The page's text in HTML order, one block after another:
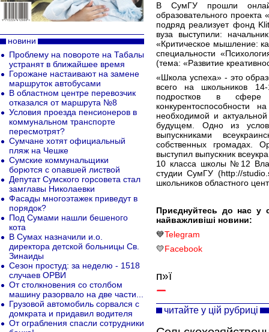
В СумГУ прошли
образовательного
подряд реализует фонд
вуза выступили:
«Критическое мышление:
специальности
(тема: «Развитие
«Школа успеха» - это
всего на школьников
подростков в
конкурентоспособности
необходимой и
будущем. Одно из
выпускниками
собственных громадах.
выступил выпускник
10 класса школы №12
студии СумГУ (http://
школьников областного
Приєднуйтесь до нас у
найважливіші новини:
💙Telegram
💛Facebook
п»ї
читайте у цій рубриці
новини
Проблему на повороте на Табалы
устранят в ближайшее время
Горожане настаивают на замене
маршруток автобусами
В областном центре перевозчик
отказался от маршрута №8
Условия проезда пенсионеров в
коммунальном транспорте
пересмотрят?
Сумчане хотят официальный
пляж на Чешке
Сумские коммунальщики
борются с опавшей листвой
Депутат Сумского горсовета стал
замглавы Николаевки
Фасады многоэтажек приведут в
порядок?
Под Сумами нашли бешеного
кота
В Сумах назначили и.о.
директора детской больницы Св.
Зинаиды
Сезон простуд: за неделю - 1518
случаев ОРВИ
От столкновения со столбом
машину разорвало на две части...
Грузовой автомобиль сорвался с
домкрата и придавил водителя
От ограбления спасли сотрудники